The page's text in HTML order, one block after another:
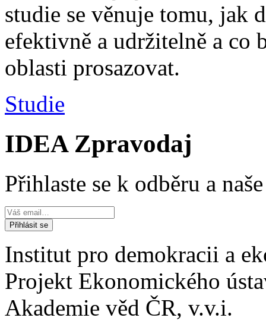
studie se věnuje tomu, jak
efektivně a udržitelně a co
oblasti prosazovat.
Studie
IDEA Zpravodaj
Přihlaste se k odběru a
Institut pro demokracii a
Projekt Ekonomického
Akademie věd ČR, v.v.i.